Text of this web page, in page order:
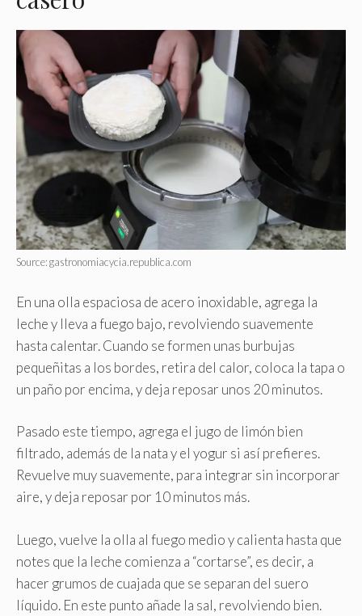
Source: gastronomiacycia.republica.com
En una olla espaciosa de acero inoxidable, agrega la
leche y lleva a fuego bajo, revolviendo suavemente
hasta calentar. Cuando se formen unas burbujas
pequeñitas a los bordes, retira del calor, coloca la tapa o
un paño por encima, y deja reposar unos 20 minutos.
Pasado este tiempo, agrega el jugo de limón bien
filtrado, además de la nata y el yogur si así prefieres.
Revuelve muy suavemente, para integrar sin incorporar
aire, y deja reposar por 10 minutos más.
Luego, vuelve la olla al fuego medio y calienta hasta que
notes que la leche comienza a “cortarse”, es decir, a
hacer grumos de cuajada que se separan del suero
líquido. En este punto añade la sal, revolviendo bien.